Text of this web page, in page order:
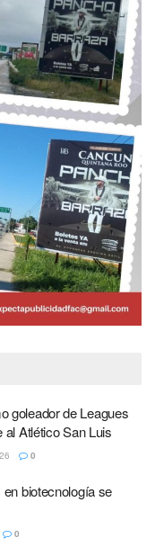
goleador de Leagues
Atlético San Luis
0
biotecnología se
0